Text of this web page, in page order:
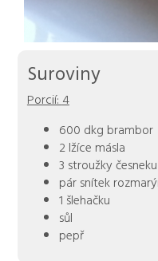
Suroviny
Porcií: 4
600 dkg brambor
2 lžíce másla
3 stroužky česneku
pár snítek
1 šlehačku
sůl
pepř